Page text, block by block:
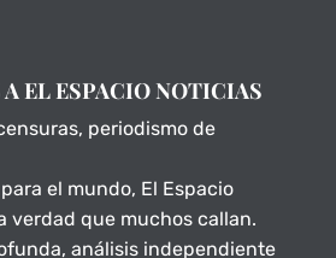
EL ESPACIO NOTICIAS
periodismo de
el mundo, El Espacio
verdad que muchos callan.
análisis independiente